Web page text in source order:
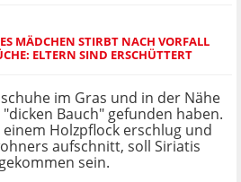
MÄDCHEN STIRBT NACH VORFALL
ELTERN SIND ERSCHÜTTERT
im Gras und in der Nähe
Bauch" gefunden haben.
Holzpflock erschlug und
aufschnitt, soll Siriatis
sein.